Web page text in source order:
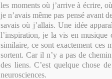
les moments où j’arrive à écrire,
je n’avais même pas pensé avant
savais où j’allais. Une idée
l’inspiration, je la vis en musique
similaire, ce sont exactement ces
sortent. Car il n’y a pas de
des liens. C’est quelque chose
neurosciences.